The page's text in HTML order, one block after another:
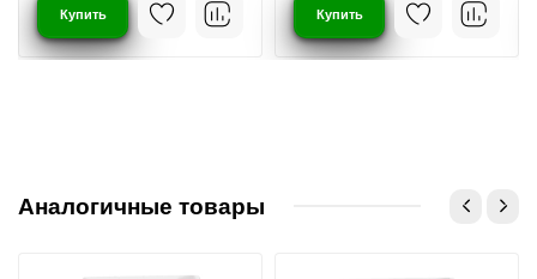
Купить Купить
Аналогичные товары